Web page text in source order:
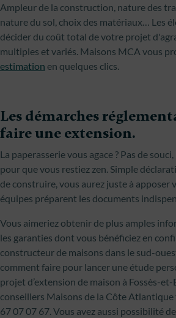
Ampleur de la construction, nature des
nature du sol, choix des matériaux… Les
décider du coût total de votre projet
multiples et variés. Maisons MCA vous
estimation en quelques clics.
Les démarches
faire une extension.
La paperasserie vous agace ? Pas de
pour que vous restiez zen. Simple
de construire, vous aurez juste à apposer
équipes préparent les documents
Vous aimeriez obtenir de plus amples
les garanties dont vous bénéficiez en
constructeur de maisons dans le sud-
comment faire pour lancer une étude
projet d’extension de maison à Fossès-et-
conseillers Maisons de la Côte
67 07 07 67. Vous avez aussi possibilité